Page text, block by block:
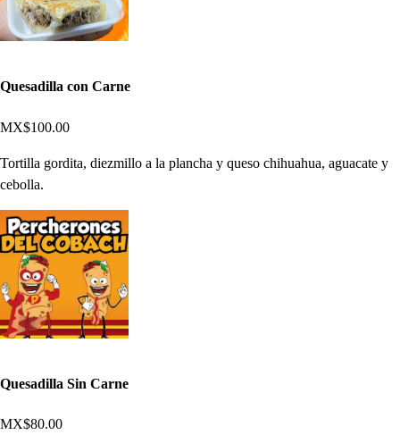
Quesadilla con Carne
MX$100.00
Tortilla gordita, diezmillo a la plancha y queso chihuahua, aguacate y
cebolla.
Quesadilla Sin Carne
MX$80.00